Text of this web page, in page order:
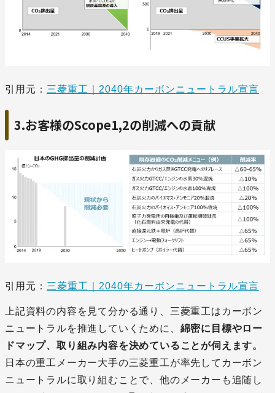
引用元： 三菱重工｜2040年カーボンニュートラル宣言
3.お客様のScope1,2の削減への貢献
引用元： 三菱重工｜2040年カーボンニュートラル宣言
上記資料の内容を見て分かる通り、三菱重工はカーボン
ニュートラルを推進していくために、 綿密に目標やロー
ドマップ、取り組み内容を決めていることが伺えます。
日本の重工メーカー大手の三菱重工が率先してカーボン
ニュートラルに取り組むことで、他のメーカーも追随し